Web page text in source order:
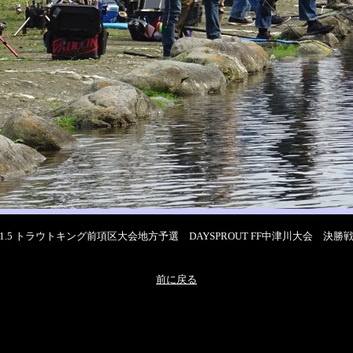
トラウトキング前項区大会地方予選 DAYSPROUT FF中津川大会 決勝
前に戻る